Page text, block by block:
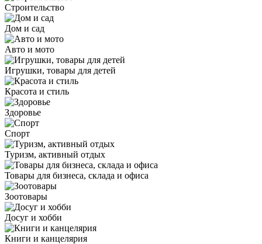
Строительство
Дом и сад
Авто и мото
Игрушки, товары для детей
Красота и стиль
Здоровье
Спорт
Туризм, активный отдых
Товары для бизнеса, склада и офиса
Зоотовары
Досуг и хобби
Книги и канцелярия